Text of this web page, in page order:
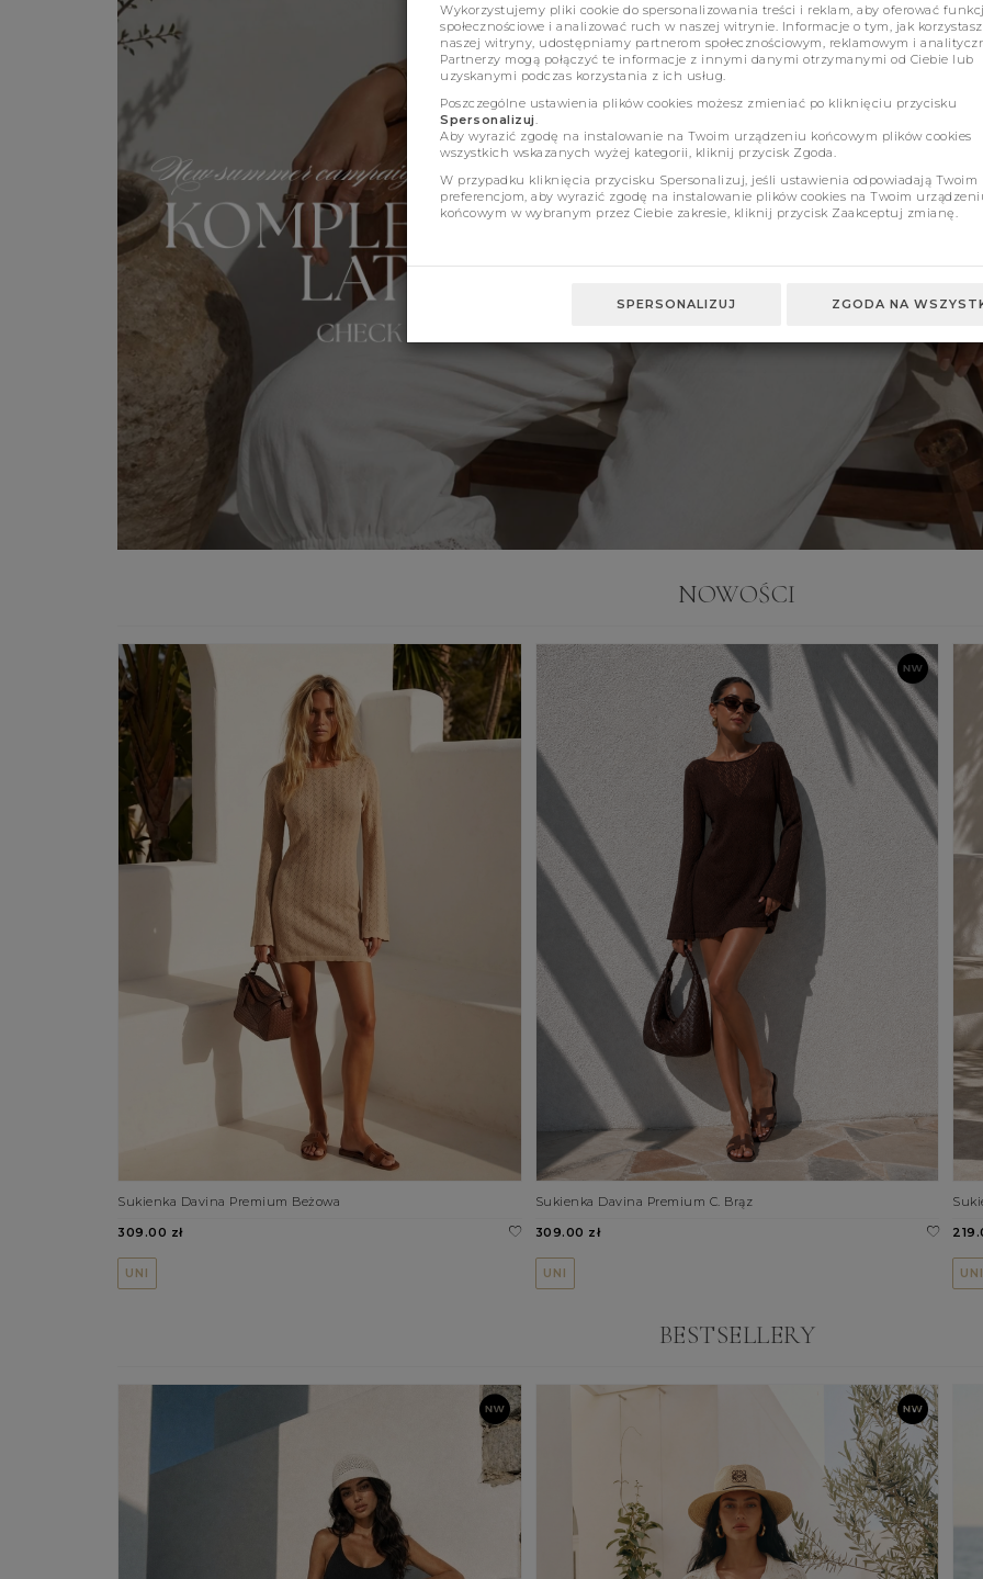
NOWOŚCI
Sukienka Davina Premium Beżowa
309.00 zł
UNI
Sukienka Davina Premium C. Brąz
309.00 zł
UNI
BESTSELLERY
Wykorzystujemy pliki cookie do spersonalizowania treści i reklam, aby oferować
społecznościowe i analizować ruch w naszej witrynie. Informacje o tym, jak
naszej witryny, udostępniamy partnerom społecznościowym, reklamowym i
Partnerzy mogą połączyć te informacje z innymi danymi otrzymanymi od Ciebie lub
uzyskanymi podczas korzystania z ich usług.
Poszczególne ustawienia plików cookies możesz zmieniać po kliknięciu przycisku
Spersonalizuj
Aby wyrazić zgodę na instalowanie na Twoim urządzeniu końcowym plików cookies
wszystkich wskazanych wyżej kategorii, kliknij przycisk Zgoda.
W przypadku kliknięcia przycisku Spersonalizuj, jeśli ustawienia odpowiadają Twoim
preferencjom, aby wyrazić zgodę na instalowanie plików cookies na Twoim
końcowym w wybranym przez Ciebie zakresie, kliknij przycisk Zaakceptuj zmianę.
SPERSONALIZUJ ZGODA NA